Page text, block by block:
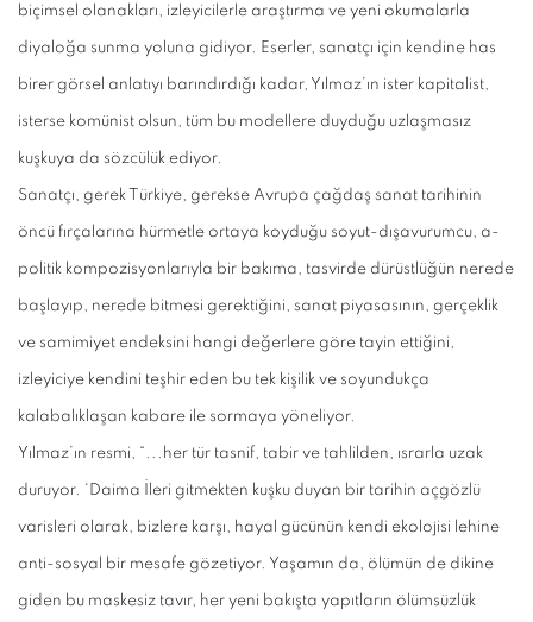
biçimsel olanakları, izleyicilerle araştırma ve yeni okumalarla
diyaloğa sunma yoluna gidiyor. Eserler, sanatçı için kendine has
birer görsel anlatıyı barındırdığı kadar, Yılmaz’ın ister kapitalist,
isterse komünist olsun, tüm bu modellere duyduğu uzlaşmasız
kuşkuya da sözcülük ediyor.
Sanatçı, gerek Türkiye, gerekse Avrupa çağdaş sanat tarihinin
öncü fırçalarına hürmetle ortaya koyduğu soyut-dışavurumcu, a-
politik kompozisyonlarıyla bir bakıma, tasvirde dürüstlüğün nerede
başlayıp, nerede bitmesi gerektiğini, sanat piyasasının, gerçeklik
ve samimiyet endeksini hangi değerlere göre tayin ettiğini,
izleyiciye kendini teşhir eden bu tek kişilik ve soyundukça
kalabalıklaşan kabare ile sormaya yöneliyor.
Yılmaz’ın resmi, “...her tür tasnif, tabir ve tahlilden, ısrarla uzak
duruyor. ‘Daima İleri gitmekten kuşku duyan bir tarihin açgözlü
varisleri olarak, bizlere karşı, hayal gücünün kendi ekolojisi lehine
anti-sosyal bir mesafe gözetiyor. Yaşamın da, ölümün de dikine
giden bu maskesiz tavır, her yeni bakışta yapıtların ölümsüzlük